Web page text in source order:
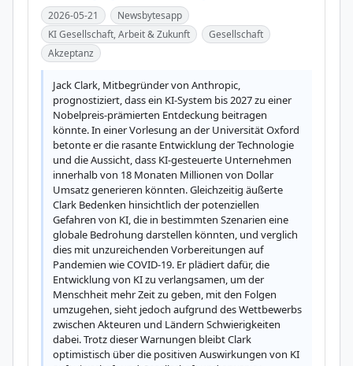
2026-05-21
Newsbytesapp
KI Gesellschaft, Arbeit & Zukunft
Gesellschaft
Akzeptanz
Jack Clark, Mitbegründer von Anthropic,
prognostiziert, dass ein KI-System bis 2027 zu einer
Nobelpreis-prämierten Entdeckung beitragen
könnte. In einer Vorlesung an der Universität Oxford
betonte er die rasante Entwicklung der Technologie
und die Aussicht, dass KI-gesteuerte Unternehmen
innerhalb von 18 Monaten Millionen von Dollar
Umsatz generieren könnten. Gleichzeitig äußerte
Clark Bedenken hinsichtlich der potenziellen
Gefahren von KI, die in bestimmten Szenarien eine
globale Bedrohung darstellen könnten, und verglich
dies mit unzureichenden Vorbereitungen auf
Pandemien wie COVID-19. Er plädiert dafür, die
Entwicklung von KI zu verlangsamen, um der
Menschheit mehr Zeit zu geben, mit den Folgen
umzugehen, sieht jedoch aufgrund des Wettbewerbs
zwischen Akteuren und Ländern Schwierigkeiten
dabei. Trotz dieser Warnungen bleibt Clark
optimistisch über die positiven Auswirkungen von KI